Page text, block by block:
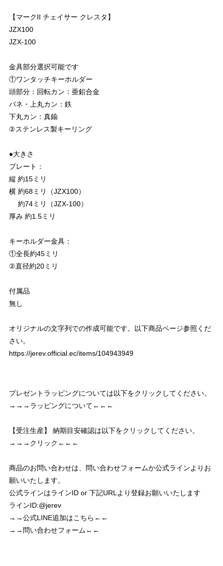
【マークII チェイサー クレスタ】
JZX100
JZX-100
金具部分選択可能です
①ワンタッチキーホルダー
頭部分：回転カン：亜鉛合金
バネ・上丸カン：鉄
下丸カン：真鍮
②ステンレス製キーリング
●大きさ
プレート：
縦 約15ミリ
横 約68ミリ（JZX100）
約74ミリ（JZX-100）
厚み 約1.5ミリ
キーホルダー金具：
①全長約45ミリ
②直径約20ミリ
付属品
無し
オリジナルの文字列での作成可能です。以下商品ページ参照くだ
さい。
https://jerev.official.ec/items/104943949
プレゼントラッピングについては以下をクリックしてください。
→→→ラッピングについて←←←
【受注生産】 納期目安確認は以下をクリックしてください。
→→→クリック←←←
商品のお問い合わせは、問い合わせフォームか公式ラインよりお
願いいたします。
公式ラインはラインID or 下記URLより登録お願いいたします
ラインID:@jerev
→→公式LINE追加はこちら←←
→→問い合わせフォーム←←